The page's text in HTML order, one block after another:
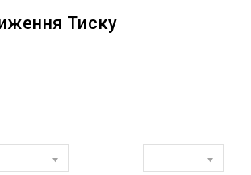
Тиску